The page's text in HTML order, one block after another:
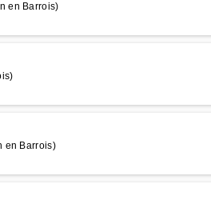
en Barrois)
en Barrois)